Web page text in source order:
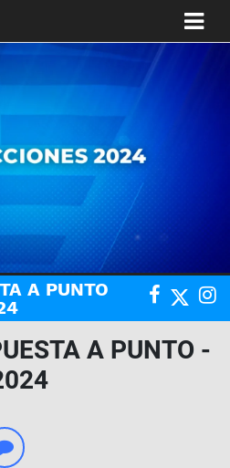
A PUNTO
A PUNTO -